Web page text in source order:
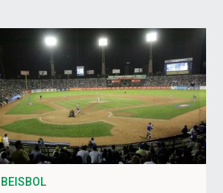
BEISBOL